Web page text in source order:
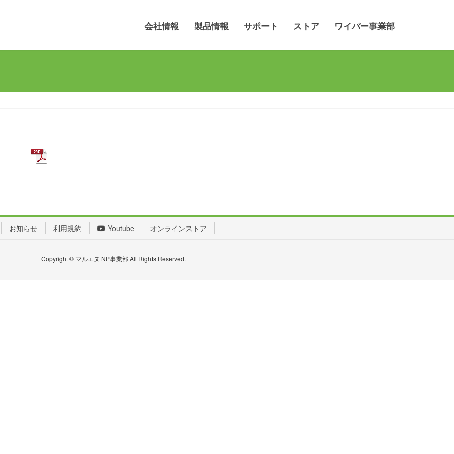
会社情報 製品情報 サポート ストア ワイパー事業部
お知らせ 利用規約 Youtube オンラインストア
Copyright © マルエヌ NP事業部 All Rights Reserved.